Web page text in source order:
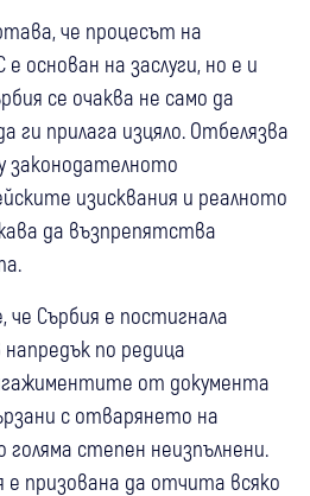
че процесът на
основан на заслуги, но е и
се очаква не само да
ги прилага изцяло. Отбелязва
законодателното
изисквания и реалното
да възпрепятства
Сърбия е постигнала
по редица
от документа
с отварянето на
степен неизпълнени.
е призована да отчита всяко